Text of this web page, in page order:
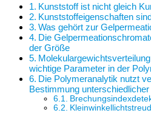
Kunststoff ist nicht gleich
Kunststoffeigenschaften
Was gehört zur
Die
der Größe
wichtige Parameter in der
Die Polymeranalytik nutzt
Bestimmung